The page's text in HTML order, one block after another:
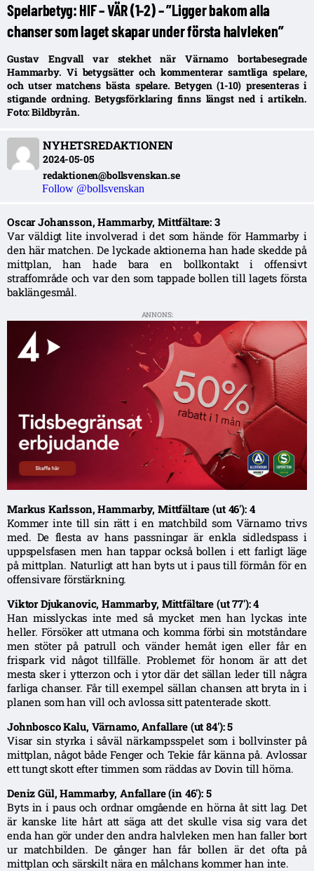
Spelarbetyg: HIF – VÄR (1-2) – ”Ligger bakom alla
chanser som laget skapar under första halvleken”
Gustav Engvall var stekhet när Värnamo bortabesegrade
Hammarby. Vi betygsätter och kommenterar samtliga spelare,
och utser matchens bästa spelare. Betygen (1-10) presenteras i
stigande ordning. Betygsförklaring finns längst ned i artikeln.
Foto: Bildbyrån.
NYHETSREDAKTIONEN
2024-05-05
redaktionen@bollsvenskan.se
Follow @bollsvenskan
Oscar Johansson, Hammarby, Mittfältare: 3
Var väldigt lite involverad i det som hände för Hammarby i
den här matchen. De lyckade aktionerna han hade skedde på
mittplan, han hade bara en bollkontakt i offensivt
straffområde och var den som tappade bollen till lagets första
baklängesmål.
ANNONS:
Markus Karlsson, Hammarby, Mittfältare (ut 46′): 4
Kommer inte till sin rätt i en matchbild som Värnamo trivs
med. De flesta av hans passningar är enkla sidledspass i
uppspelsfasen men han tappar också bollen i ett farligt läge
på mittplan. Naturligt att han byts ut i paus till förmån för en
offensivare förstärkning.
Viktor Djukanovic, Hammarby, Mittfältare (ut 77′): 4
Han misslyckas inte med så mycket men han lyckas inte
heller. Försöker att utmana och komma förbi sin motståndare
men stöter på patrull och vänder hemåt igen eller får en
frispark vid något tillfälle. Problemet för honom är att det
mesta sker i ytterzon och i ytor där det sällan leder till några
farliga chanser. Får till exempel sällan chansen att bryta in i
planen som han vill och avlossa sitt patenterade skott.
Johnbosco Kalu, Värnamo, Anfallare (ut 84′): 5
Visar sin styrka i såväl närkampsspelet som i bollvinster på
mittplan, något både Fenger och Tekie får känna på. Avlossar
ett tungt skott efter timmen som räddas av Dovin till hörna.
Deniz Gül, Hammarby, Anfallare (in 46′): 5
Byts in i paus och ordnar omgående en hörna åt sitt lag. Det
är kanske lite hårt att säga att det skulle visa sig vara det
enda han gör under den andra halvleken men han faller bort
ur matchbilden. De gånger han får bollen är det ofta på
mittplan och särskilt nära en målchans kommer han inte.